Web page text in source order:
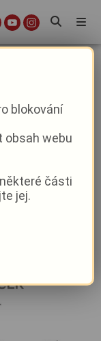
v
blokování
obsah webu
části
jej.